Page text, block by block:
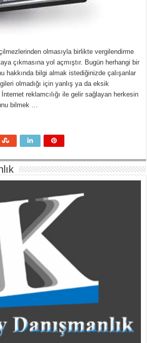
olmasıyla birlikte vergilendirme
çıkmasına yol açmıştır. Bugün herhangi bir
hakkında bilgi almak istediğinizde çalışanlar
olmadığı için yanlış ya da eksik
reklamcılığı ile gelir sağlayan herkesin
bilmek …